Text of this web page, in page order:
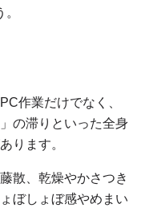
作業だけでなく、
の滞りといった全身
ります。
散、乾燥やかさつき
ぼしょぼ感やめまい